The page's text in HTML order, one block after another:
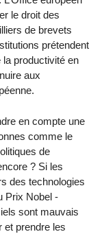
le droit des
de brevets
prétendent
la productivité en
aux
en compte une
comme le
de
? Si les
des technologies
Prix Nobel -
sont mauvais
et prendre les